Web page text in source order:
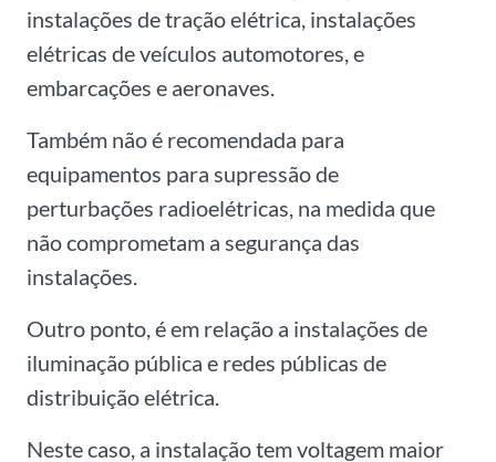
instalações de tração elétrica, instalações
elétricas de veículos automotores, e
embarcações e aeronaves.
Também não é recomendada para
equipamentos para supressão de
perturbações radioelétricas, na medida que
não comprometam a segurança das
instalações.
Outro ponto, é em relação a instalações de
iluminação pública e redes públicas de
distribuição elétrica.
Neste caso, a instalação tem voltagem maior